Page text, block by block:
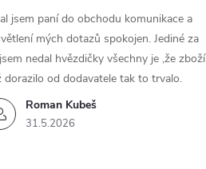
Roman Kubeš
31.5.2026
jsem paní do obchodu komunikace a
mých dotazů spokojen. Jediné za
nedal hvězdičky všechny je ,že zboží
dorazilo od dodavatele tak to trvalo.